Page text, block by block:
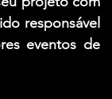
responsável